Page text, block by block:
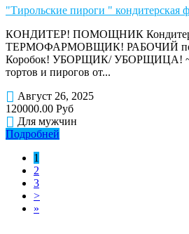
"Тирольские пироги " кондитерская
КОНДИТЕР! ПОМОЩНИК
ТЕРМОФАРМОВЩИК! РАБОЧИЙ
Коробок! УБОРЩИК/ УБОРЩИЦА!
тортов и пирогов от...
Август 26, 2025
120000.00 Руб
Для мужчин
Подробней
1
2
3
>
»